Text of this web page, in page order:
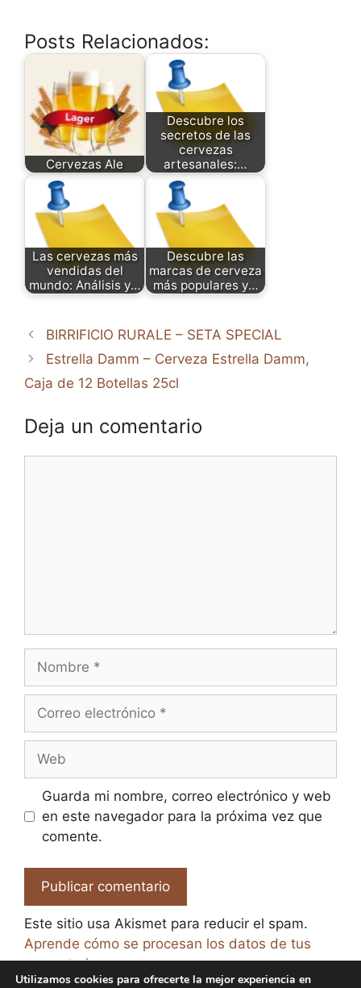
Posts Relacionados:
Cervezas Ale
Descubre los
secretos de las
cervezas
artesanales:…
Las cervezas más
vendidas del
mundo: Análisis y…
Descubre las
marcas de cerveza
más populares y…
BIRRIFICIO RURALE – SETA SPECIAL
Estrella Damm – Cerveza Estrella Damm,
Caja de 12 Botellas 25cl
Deja un comentario
Nombre
Correo
Web
Guarda mi nombre, correo electrónico y web
en este navegador para la próxima vez que
comente.
Este sitio usa Akismet para reducir el spam.
Aprende cómo se procesan los datos de tus
comentarios.
Utilizamos cookies para ofrecerte la mejor experiencia en